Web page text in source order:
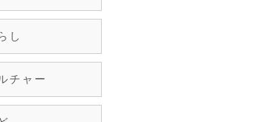
し
チャー